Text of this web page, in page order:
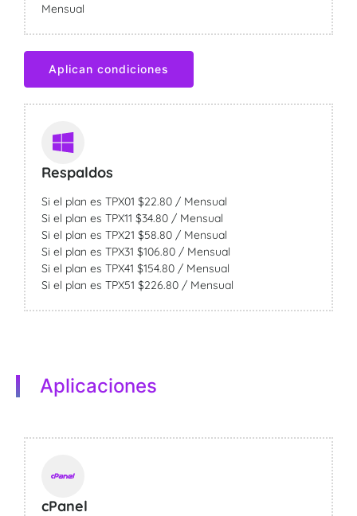
Mensual
Aplican condiciones
Respaldos
Si el plan es TPX01 $22.80 / Mensual
Si el plan es TPX11 $34.80 / Mensual
Si el plan es TPX21 $58.80 / Mensual
Si el plan es TPX31 $106.80 / Mensual
Si el plan es TPX41 $154.80 / Mensual
Si el plan es TPX51 $226.80 / Mensual
Aplicaciones
cPanel